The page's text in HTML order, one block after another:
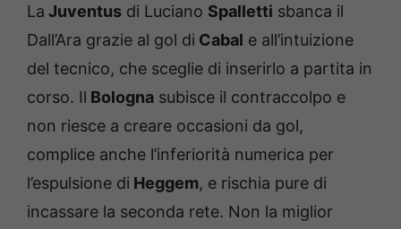
La Juventus di Luciano Spalletti sbanca il
Dall’Ara grazie al gol di Cabal e all’intuizione
del tecnico, che sceglie di inserirlo a partita in
corso. Il Bologna subisce il contraccolpo e
non riesce a creare occasioni da gol,
complice anche l’inferiorità numerica per
l’espulsione di Heggem, e rischia pure di
incassare la seconda rete. Non la miglior